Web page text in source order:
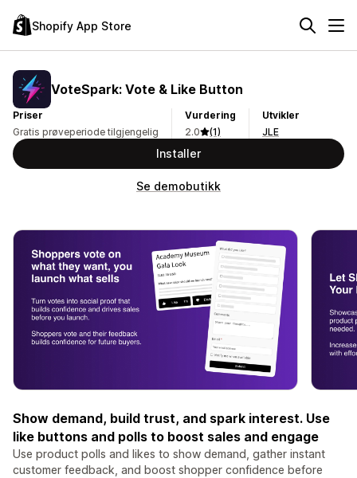
Shopify App Store
VoteSpark: Vote & Like Button
Priser
Gratis prøveperiode tilgjengelig
Vurdering
2.0
(1)
Utvikler
JLE
Installer
Se demobutikk
Show demand, build trust, and spark interest. Use
like buttons and polls to boost sales and engage
Use product polls and likes to show demand, gather instant
customer feedback, and boost shopper confidence before